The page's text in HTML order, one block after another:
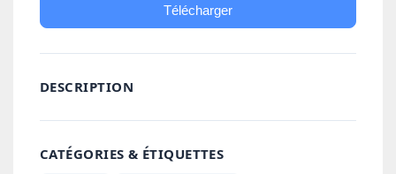
Télécharger
DESCRIPTION
CATÉGORIES & ÉTIQUETTES